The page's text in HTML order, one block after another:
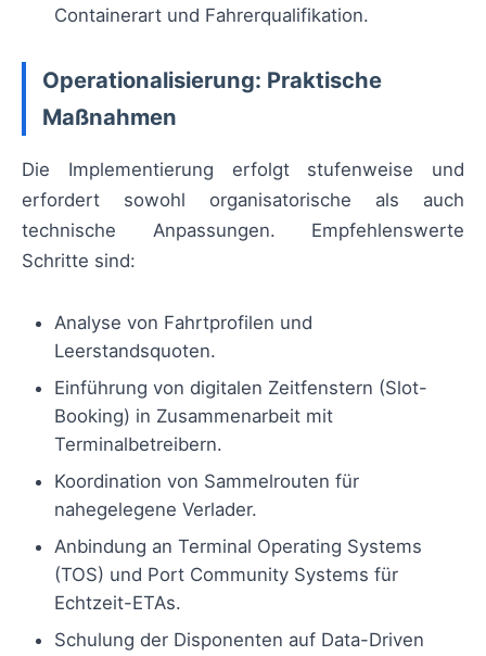
Containerart und Fahrerqualifikation.
Operationalisierung: Praktische
Maßnahmen
Die Implementierung erfolgt stufenweise und
erfordert sowohl organisatorische als auch
technische Anpassungen. Empfehlenswerte
Schritte sind:
Analyse von Fahrtprofilen und
Leerstandsquoten.
Einführung von digitalen Zeitfenstern (Slot-
Booking) in Zusammenarbeit mit
Terminalbetreibern.
Koordination von Sammelrouten für
nahegelegene Verlader.
Anbindung an Terminal Operating Systems
(TOS) und Port Community Systems für
Echtzeit-ETAs.
Schulung der Disponenten auf Data-Driven